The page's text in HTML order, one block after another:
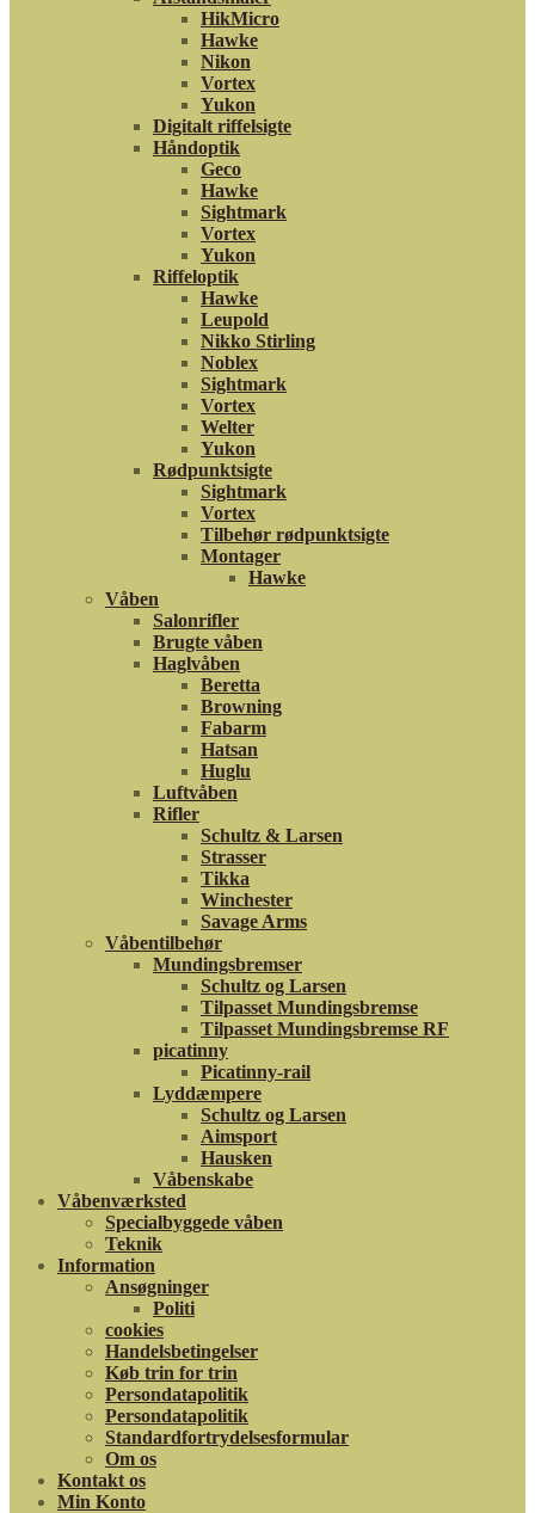
HikMicro
Hawke
Nikon
Vortex
Yukon
Digitalt riffelsigte
Håndoptik
Geco
Hawke
Sightmark
Vortex
Yukon
Riffeloptik
Hawke
Leupold
Nikko Stirling
Noblex
Sightmark
Vortex
Welter
Yukon
Rødpunktsigte
Sightmark
Vortex
Tilbehør rødpunktsigte
Montager
Hawke
Våben
Salonrifler
Brugte våben
Haglvåben
Beretta
Browning
Fabarm
Hatsan
Huglu
Luftvåben
Rifler
Schultz & Larsen
Strasser
Tikka
Winchester
Savage Arms
Våbentilbehør
Mundingsbremser
Schultz og Larsen
Tilpasset Mundingsbremse
Tilpasset Mundingsbremse RF
picatinny
Picatinny-rail
Lyddæmpere
Schultz og Larsen
Aimsport
Hausken
Våbenskabe
Våbenværksted
Specialbyggede våben
Teknik
Information
Ansøgninger
Politi
cookies
Handelsbetingelser
Køb trin for trin
Persondatapolitik
Persondatapolitik
Standardfortrydelsesformular
Om os
Kontakt os
Min Konto